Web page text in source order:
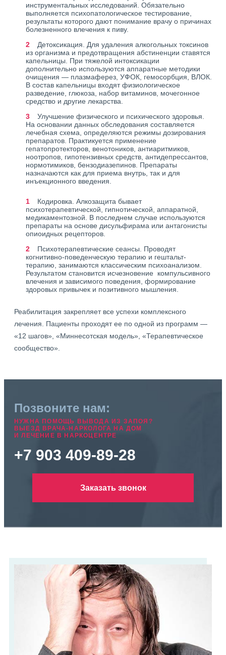
инструментальных исследований. Обязательно
выполняется психопатологическое тестирование,
результаты которого дают понимание врачу о причинах
болезненного влечения к пиву.
Детоксикация. Для удаления алкогольных токсинов
из организма и предотвращения абстиненции ставятся
капельницы. При тяжелой интоксикации
дополнительно используются аппаратные методики
очищения — плазмаферез, УФОК, гемосорбция, ВЛОК.
В состав капельницы входят физиологическое
разведение, глюкоза, набор витаминов, мочегонное
средство и другие лекарства.
Улучшение физического и психического здоровья.
На основании данных обследования составляется
лечебная схема, определяются режимы дозирования
препаратов. Практикуется применение
гепатопротекторов, венотоников, антиаритмиков,
ноотропов, гипотензивных средств, антидепрессантов,
нормотимиков, бензодиазепинов. Препараты
назначаются как для приема внутрь, так и для
инъекционного введения.
Кодировка. Алкозащита бывает
психотерапевтической, гипнотической, аппаратной,
медикаментозной. В последнем случае используются
препараты на основе дисульфирама или антагонисты
опиоидных рецепторов.
Психотерапевтические сеансы. Проводят
когнитивно-поведенческую терапию и гештальт-
терапию, занимаются классическим психоанализом.
Результатом становится исчезновение компульсивного
влечения и зависимого поведения, формирование
здоровых привычек и позитивного мышления.
Реабилитация закрепляет все успехи комплексного
лечения. Пациенты проходят ее по одной из программ —
«12 шагов», «Миннесотская модель», «Терапевтическое
сообщество».
Позвоните нам:
НУЖНА ПОМОЩЬ ВЫВОДА ИЗ ЗАПОЯ?
ВЫЕЗД ВРАЧА-НАРКОЛОГА НА ДОМ
И ЛЕЧЕНИЕ В НАРКОЦЕНТРЕ
+7 903 409-89-28
Заказать звонок